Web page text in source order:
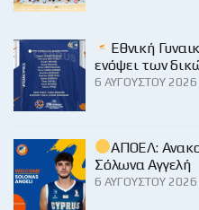
Εθνική
ενόψει των
6 ΑΥΓΟΎΣΤΟΥ 2026
ΑΠΟΕΛ:
Σόλωνα Αγγελή
6 ΑΥΓΟΎΣΤΟΥ 2026